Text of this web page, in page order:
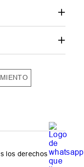
los derechos